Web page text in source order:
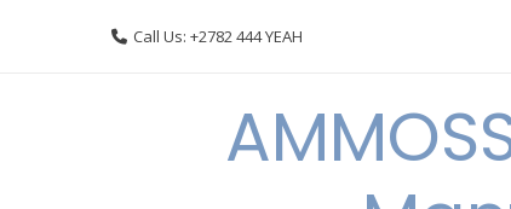
Call Us: +2782 444 YEAH